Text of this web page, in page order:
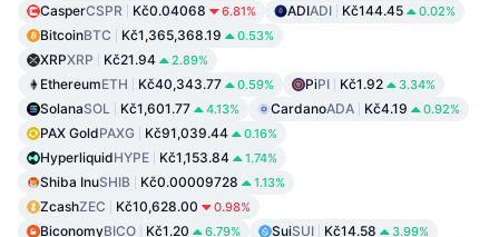
CasperCSPR Kč0.04068 6.81% ADIADI Kč144.45 0.02%
BitcoinBTC Kč1,365,368.19 0.53%
XRPXRP Kč21.94 2.89%
EthereumETH Kč40,343.77 0.59% PiPI Kč1.92 3.34%
SolanaSOL Kč1,601.77 4.13% CardanoADA Kč4.19 0.92%
PAX GoldPAXG Kč91,039.44 0.16%
HyperliquidHYPE Kč1,153.84 1.74%
Shiba InuSHIB Kč0.00009728 1.13%
ZcashZEC Kč10,628.00 0.98%
BiconomyBICO Kč1.20 6.79% SuiSUI Kč14.58 3.99%